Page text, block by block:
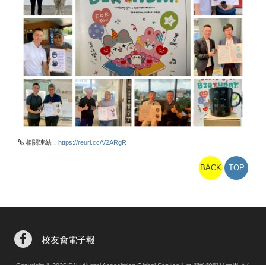
相關連結： https://reurl.cc/V2ARgR
BACK TOP
校友會電子報